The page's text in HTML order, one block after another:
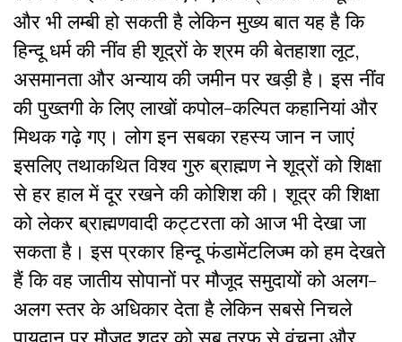
और भी लम्बी हो सकती है लेकिन मुख्य बात यह है कि
हिन्दू धर्म की नींव ही शूद्रों के श्रम की बेतहाशा लूट,
असमानता और अन्याय की जमीन पर खड़ी है। इस नींव
की पुख्तगी के लिए लाखों कपोल-कल्पित कहानियां और
मिथक गढ़े गए। लोग इन सबका रहस्य जान न जाएं
इसलिए तथाकथित विश्व गुरु ब्राह्मण ने शूद्रों को शिक्षा
से हर हाल में दूर रखने की कोशिश की। शूद्र की शिक्षा
को लेकर ब्राह्मणवादी कट्टरता को आज भी देखा जा
सकता है। इस प्रकार हिन्दू फंडामेंटलिज्म को हम देखते
हैं कि वह जातीय सोपानों पर मौजूद समुदायों को अलग-
अलग स्तर के अधिकार देता है लेकिन सबसे निचले